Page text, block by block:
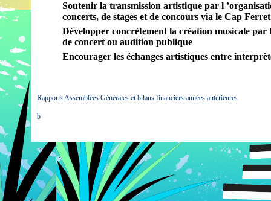
Soutenir la transmission artistique par l
concerts, de stages et de concours via le Cap
Développer concrètement la création musicale
de concert ou audition publique
Encourager les échanges artistiques entre
Rapports Assemblées Générales et bilans financiers années antérieures
b